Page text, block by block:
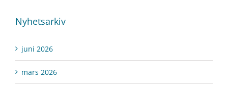
Nyhetsarkiv
juni 2026
mars 2026